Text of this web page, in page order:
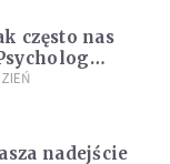
często nas
się presja
nadejście